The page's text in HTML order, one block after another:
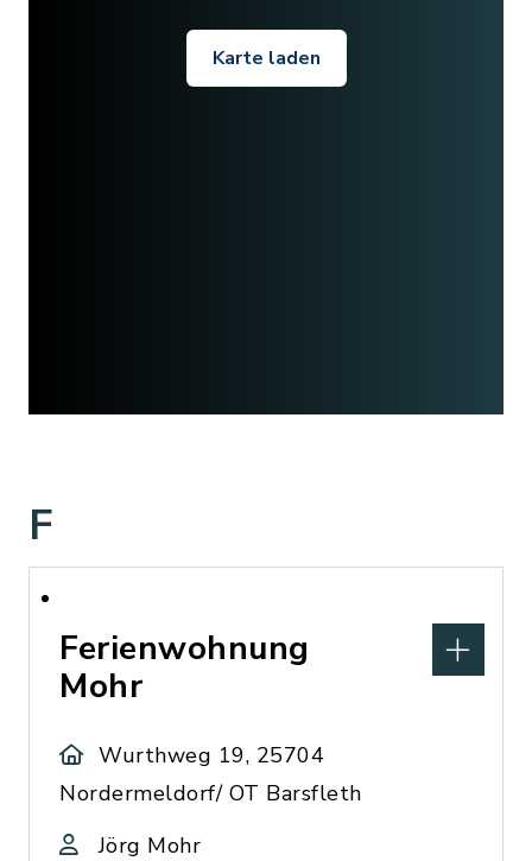
Karte laden
F
Ferienwohnung
Mohr
Wurthweg 19, 25704
Nordermeldorf/ OT Barsfleth
Jörg Mohr